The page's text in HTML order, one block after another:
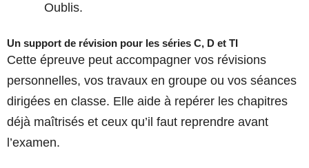
Oublis.
Un support de révision pour les séries C, D et TI
Cette épreuve peut accompagner vos révisions
personnelles, vos travaux en groupe ou vos séances
dirigées en classe. Elle aide à repérer les chapitres
déjà maîtrisés et ceux qu’il faut reprendre avant
l’examen.